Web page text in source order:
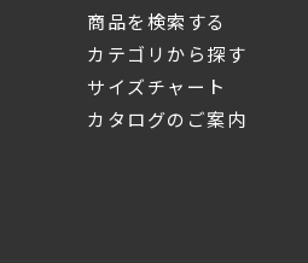
商品を検索する
カテゴリから探す
サイズチャート
カタログのご案内